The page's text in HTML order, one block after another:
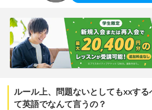
ルール上、問題ないとしてもxxする
て英語でなんて言うの？